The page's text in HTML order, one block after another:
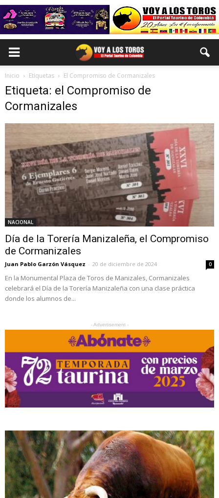
Inicio Etiquetas El Compromiso de Cormanizales
Etiqueta: el Compromiso de
Cormanizales
NACIONAL
Día de la Torería Manizaleña, el Compromiso
de Cormanizales
Juan Pablo Garzón Vásquez - 20 de diciembre de 2024 0
En la Monumental Plaza de Toros de Manizales, Cormanizales
celebrará el Día de la Torería Manizaleña con una clase práctica
donde los alumnos de...
- Advertisement -